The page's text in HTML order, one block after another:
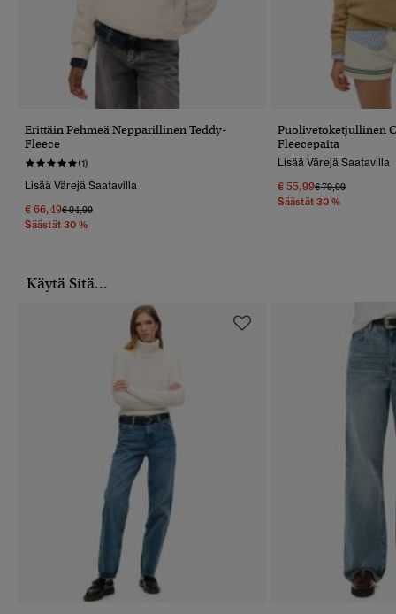
Erittäin Pehmeä Nepparillinen Teddy-
Fleece
(1)
Lisää Värejä Saatavilla
€ 66,49Hinta Alennettu Hinnasta
€ 94,99Hintaan
Säästät 30 %
Puolivetoketjullinen
Fleecepaita
Lisää Värejä Saatavilla
€ 55,99Hinta Alennettu
€ 79,99Hintaan
Säästät 30 %
Käytä Sitä...